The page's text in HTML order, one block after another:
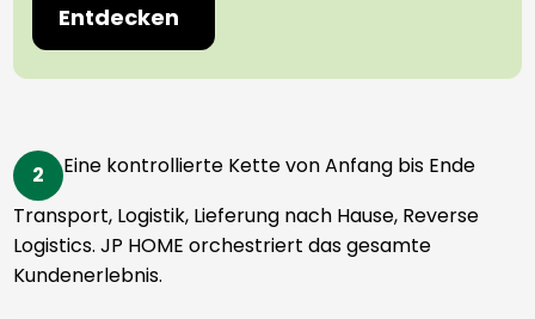
Entdecken
2
Eine kontrollierte Kette von Anfang bis Ende
Transport, Logistik, Lieferung nach Hause, Reverse
Logistics. JP HOME orchestriert das gesamte
Kundenerlebnis.